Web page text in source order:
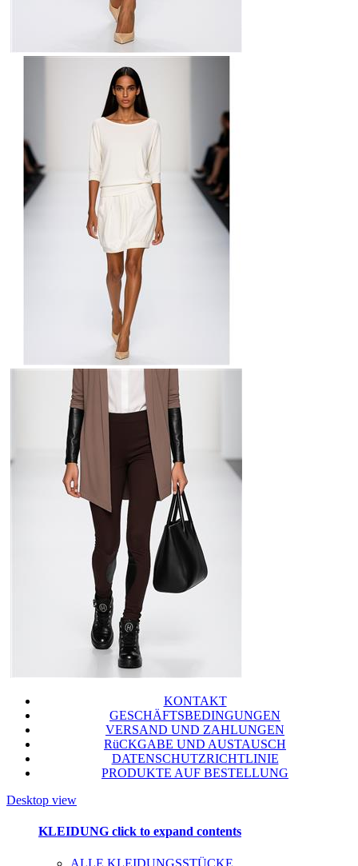
KONTAKT
GESCHÄFTSBEDINGUNGEN
VERSAND UND ZAHLUNGEN
RüCKGABE UND AUSTAUSCH
DATENSCHUTZRICHTLINIE
PRODUKTE AUF BESTELLUNG
Desktop view
KLEIDUNG click to expand contents
ALLE KLEIDUNGSSTÜCKE